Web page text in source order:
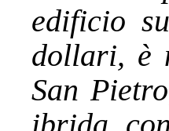
edificio
dollari, è
San